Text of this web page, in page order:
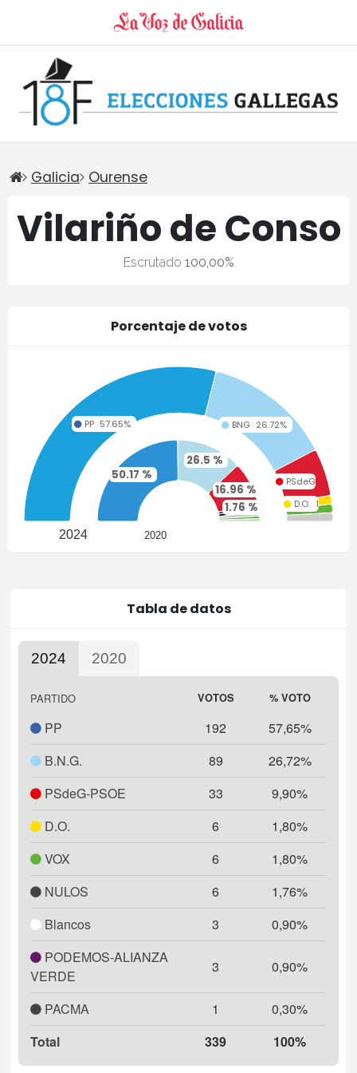
Galicia Ourense
Vilariño de Conso
Escrutado 100,00%
Porcentaje de votos
50.17 %
26.5 %
16.96 %
1.76 %
1.76 %
1.73 %
1.06 %
1.06 %
PP 57.65% BNG 26.72%
PSdeG
9.9%
D.O. 1.8%
VOX 1.8%
NULOS 1.76%
Highcharts.com
2024 2020
Tabla de datos
2024 2020
PARTIDO VOTOS % VOTO
PP 192
57,65%
B.N.G.
89
26,72%
PSdeG-PSOE
33
9,90%
D.O.
6
1,80%
VOX
6
1,80%
NULOS
6
1,76%
Blancos
3
0,90%
PODEMOS-ALIANZA
VERDE
3 0,90%
PACMA 1
0,30%
Total
339 100%